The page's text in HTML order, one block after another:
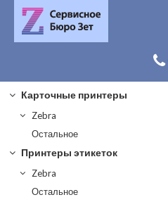
Карточные принтеры
Zebra
Остальное
Принтеры этикеток
Zebra
Остальное